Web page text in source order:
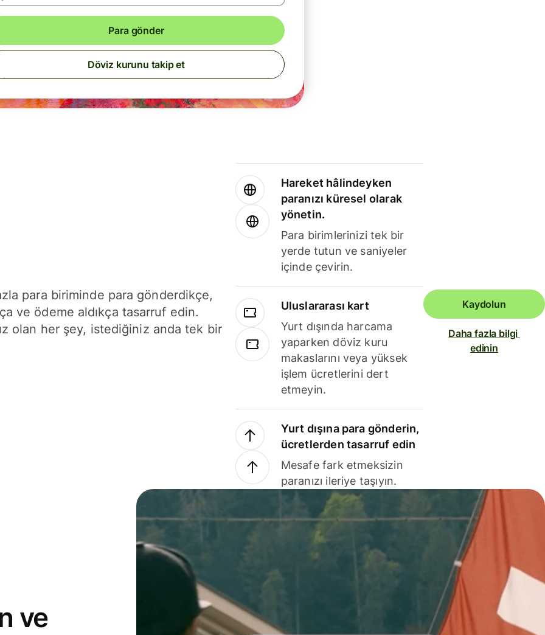
Para gönder
Döviz kurunu takip et
para biriminde para gönderdikçe,
ve ödeme aldıkça tasarruf edin.
olan her şey, istediğiniz anda tek bir
Hareket hâlindeyken
paranızı küresel olarak
yönetin.
Para birimlerinizi tek bir
yerde tutun ve saniyeler
içinde çevirin.
Uluslararası kart
Yurt dışında harcama
yaparken döviz kuru
makaslarını veya yüksek
işlem ücretlerini dert
etmeyin.
Yurt dışına para gönderin,
ücretlerden tasarruf edin
Mesafe fark etmeksizin
paranızı ileriye taşıyın.
Kaydolun
Daha fazla bilgi
edinin
ve